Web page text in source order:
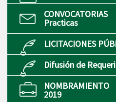
CONVOCATORIAS
Practicas
LICITACIONES
Difusión de
NOMBRAMIENTO
2019